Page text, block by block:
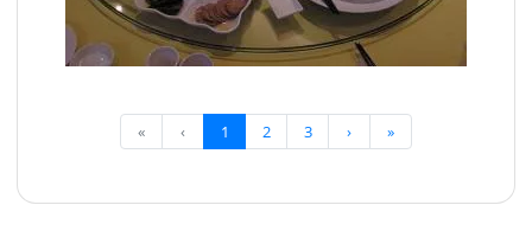
« ‹ 1 2 3 › »